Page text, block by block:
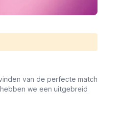
van de perfecte match
we een uitgebreid